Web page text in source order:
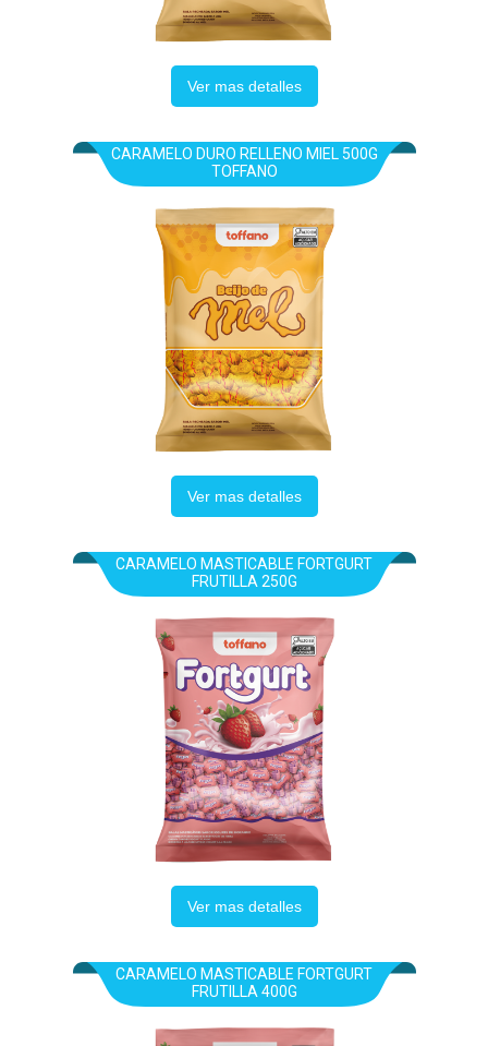
Ver mas detalles
CARAMELO DURO RELLENO MIEL 500G
TOFFANO
Ver mas detalles
CARAMELO MASTICABLE FORTGURT
FRUTILLA 250G
Ver mas detalles
CARAMELO MASTICABLE FORTGURT
FRUTILLA 400G